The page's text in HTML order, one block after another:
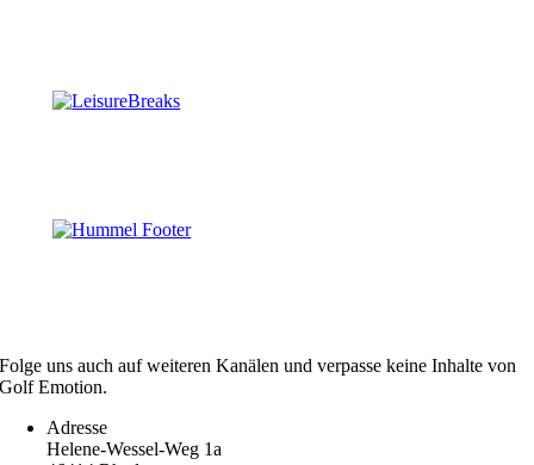
Folge uns auch auf weiteren Kanälen und verpasse keine Inhalte von
Golf Emotion.
Adresse
Helene-Wessel-Weg 1a